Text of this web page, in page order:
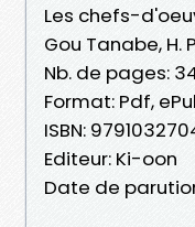
Les chefs-
Gou Tanabe, H.
Nb. de pages:
Format: Pdf,
ISBN:
Editeur: Ki-oon
Date de